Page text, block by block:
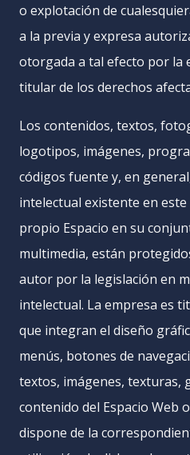
o explotación de
a la previa y expresa
otorgada a tal efecto por la
titular de los derechos
Los contenidos, textos,
logotipos, imágenes,
códigos fuente y, en
intelectual existente en este
propio Espacio en su
multimedia, están
autor por la legislación en
intelectual. La empresa es
que integran el diseño
menús, botones de
textos, imágenes, texturas,
contenido del Espacio Web
dispone de la